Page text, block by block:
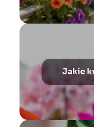
Jakie